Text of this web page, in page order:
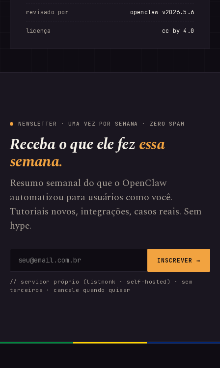
revisado por openclaw v2026.5.6
licença cc by 4.0
NEWSLETTER · UMA VEZ POR SEMANA · ZERO SPAM
Receba o que ele fezessa
semana.
Resumo semanal do que o OpenClaw
automatizou para usuários como você.
Tutoriais novos, integrações, casos reais. Sem
hype.
INSCREVER →
// servidor próprio (listmonk · self-hosted) · sem
terceiros · cancele quando quiser